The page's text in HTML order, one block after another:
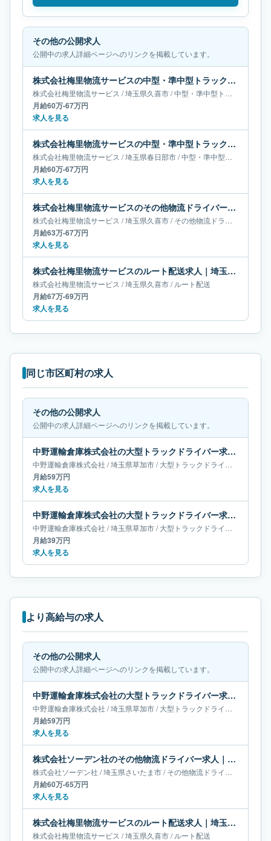
その他の公開求人
公開中の求人詳細ページへのリンクを掲載しています。
株式会社梅里物流サービスの中型・準中型トラックドライバー求人｜埼玉県久喜市｜月給60万-67万円
株式会社梅里物流サービス /埼玉県久喜市/中型・準中型トラックドライバー
月給60万-67万円
求人を見る
株式会社梅里物流サービスの中型・準中型トラックドライバー求人｜埼玉県春日部市｜月給60万-67万円
株式会社梅里物流サービス /埼玉県春日部市/中型・準中型トラックドライバー
月給60万-67万円
求人を見る
株式会社梅里物流サービスのその他物流ドライバー求人｜埼玉県久喜市｜月給63万-67万円
株式会社梅里物流サービス /埼玉県久喜市/その他物流ドライバー
月給63万-67万円
求人を見る
株式会社梅里物流サービスのルート配送求人｜埼玉県久喜市｜月給67万-69万円
株式会社梅里物流サービス /埼玉県久喜市/ ルート配送
月給67万-69万円
求人を見る
同じ市区町村の求人
その他の公開求人
公開中の求人詳細ページへのリンクを掲載しています。
中野運輸倉庫株式会社の大型トラックドライバー求人｜埼玉県草加市｜月給59万円
中野運輸倉庫株式会社 /埼玉県草加市/大型トラックドライバー
月給59万円
求人を見る
中野運輸倉庫株式会社の大型トラックドライバー求人｜埼玉県草加市｜月給39万円
中野運輸倉庫株式会社 /埼玉県草加市/大型トラックドライバー
月給39万円
求人を見る
より高給与の求人
その他の公開求人
公開中の求人詳細ページへのリンクを掲載しています。
中野運輸倉庫株式会社の大型トラックドライバー求人｜埼玉県草加市｜月給59万円
中野運輸倉庫株式会社 /埼玉県草加市/大型トラックドライバー
月給59万円
求人を見る
株式会社ソーデン社のその他物流ドライバー求人｜埼玉県さいたま市｜月給60万-65万円
株式会社ソーデン社 /埼玉県さいたま市/その他物流ドライバー
月給60万-65万円
求人を見る
株式会社梅里物流サービスのルート配送求人｜埼玉県久喜市｜月給59万-67万円
株式会社梅里物流サービス /埼玉県久喜市/ ルート配送